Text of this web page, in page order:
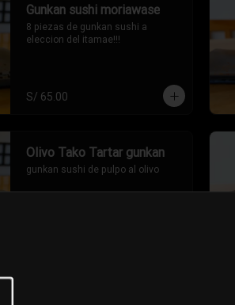
Gunkan sushi moriawase
8 piezas de gunkan sushi a
eleccion del itamae!!!
S/ 65.00
Olivo Tako Tartar gunkan
gunkan sushi de pulpo al olivo